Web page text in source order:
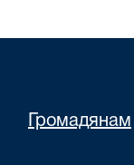
Громадянам